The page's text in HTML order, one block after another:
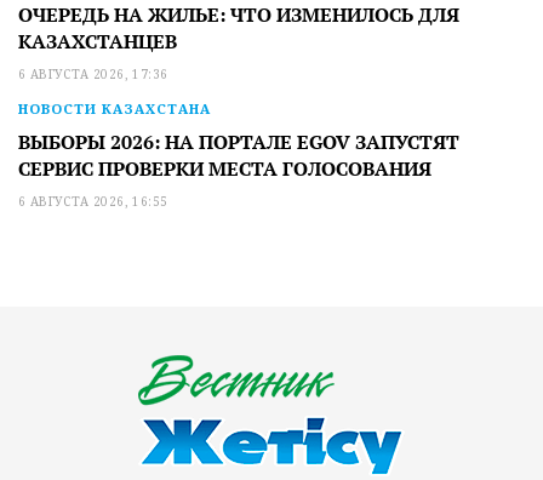
ОЧЕРЕДЬ НА ЖИЛЬЕ: ЧТО ИЗМЕНИЛОСЬ ДЛЯ
КАЗАХСТАНЦЕВ
6 АВГУСТА 2026, 17:36
НОВОСТИ КАЗАХСТАНА
ВЫБОРЫ 2026: НА ПОРТАЛЕ EGOV ЗАПУСТЯТ
СЕРВИС ПРОВЕРКИ МЕСТА ГОЛОСОВАНИЯ
6 АВГУСТА 2026, 16:55